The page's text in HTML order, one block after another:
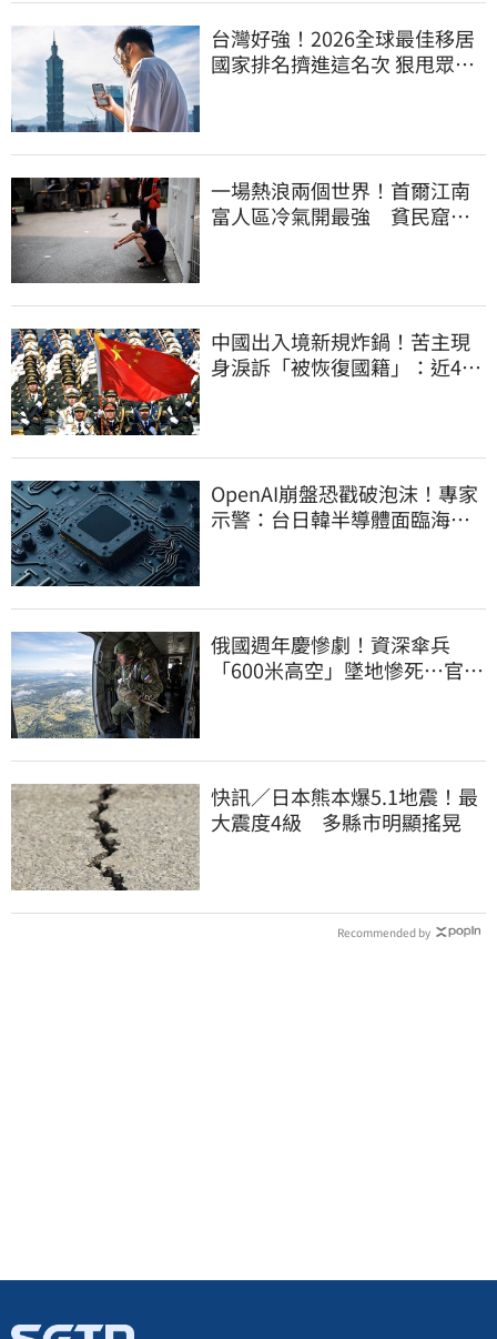
台灣好強！2026全球最佳移居
國家排名擠進這名次 狠甩眾多
一場熱浪兩個世界！首爾江南
富人區冷氣開最強 貧民窟窮
中國出入境新規炸鍋！苦主現
身淚訴「被恢復國籍」：近4億
OpenAI崩盤恐戳破泡沫！專家
示警：台日韓半導體面臨海嘯
俄國週年慶慘劇！資深傘兵
「600米高空」墜地慘死…官方
快訊／日本熊本爆5.1地震！最
大震度4級 多縣市明顯搖晃
Recommended by